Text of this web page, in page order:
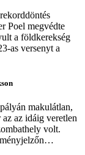
Poel megvédte
a földkerekség
as versenyt a
makulátlan,
az idáig veretlen
volt.